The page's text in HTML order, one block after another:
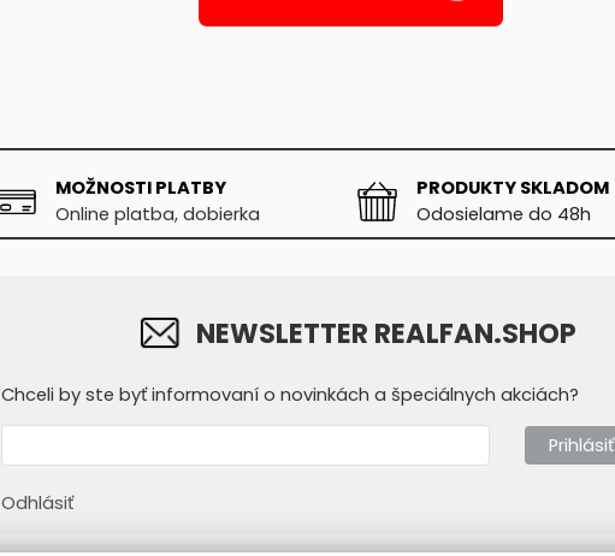
MOŽNOSTI PLATBY
Online platba, dobierka
PRODUKTY SKLADOM
Odosielame do 48h
NEWSLETTER REALFAN.SHOP
Chceli by ste byť informovaní o novinkách a špeciálnych akciách?
Prihlásiť
Odhlásiť